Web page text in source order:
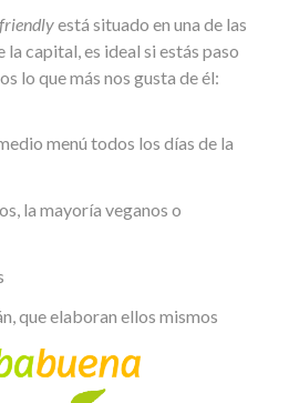
está situado en una de las
capital, es ideal si estás paso
lo que más nos gusta de él:
menú todos los días de la
la mayoría veganos o
que elaboran ellos mismos